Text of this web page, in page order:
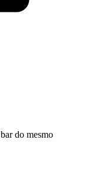
do mesmo